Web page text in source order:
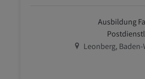
Ausbildung
Leonberg,